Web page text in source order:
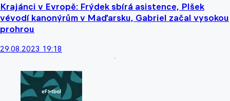
Krajánci v Evropě: Frýdek sbírá asistence, Plšek
vévodí kanonýrům v Maďarsku, Gabriel začal vysokou
prohrou
29.08.2023 19:18